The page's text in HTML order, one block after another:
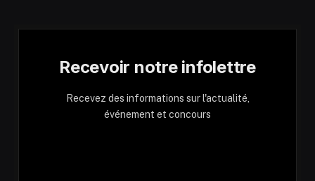
Recevoir notre infolettre
Recevez des informations sur l'actualité,
événement et concours